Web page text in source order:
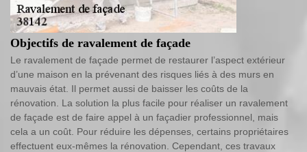
Objectifs de ravalement de façade
Le ravalement de façade permet de restaurer l’aspect extérieur
d’une maison en la prévenant des risques liés à des murs en
mauvais état. Il permet aussi de baisser les coûts de la
rénovation. La solution la plus facile pour réaliser un ravalement
de façade est de faire appel à un façadier professionnel, mais
cela a un coût. Pour réduire les dépenses, certains propriétaires
effectuent eux-mêmes la rénovation. Cependant, ces travaux